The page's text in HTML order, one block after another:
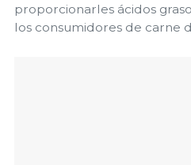
proporcionarles ácidos
los consumidores de carne